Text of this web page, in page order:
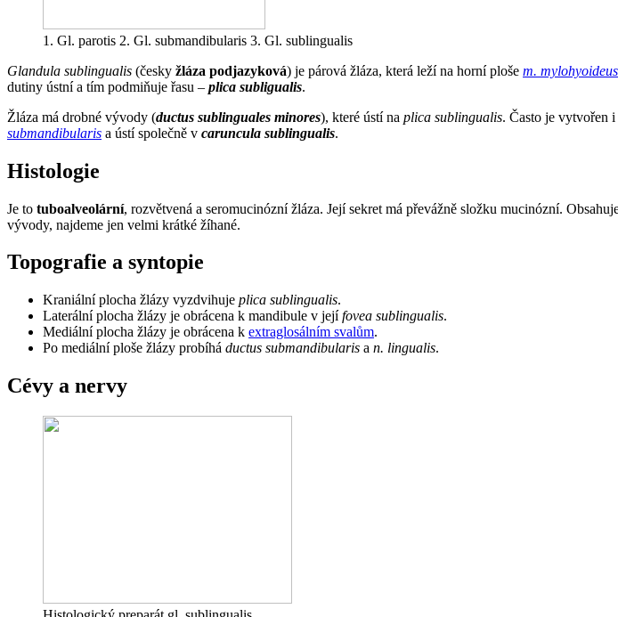
1. Gl. parotis 2. Gl. submandibularis 3. Gl. sublingualis
Glandula sublingualis (česky žláza podjazyková) je párová žláza, která leží na horní ploše m. mylohyoideus
dutiny ústní a tím podmiňuje řasu – plica subligualis.
Žláza má drobné vývody (ductus sublinguales minores), které ústí na plica sublingualis. Často je vytvořen
submandibularis a ústí společně v caruncula sublingualis.
Histologie
Je to tuboalveolární, rozvětvená a seromucinózní žláza. Její sekret má převážně složku mucinózní.
vývody, najdeme jen velmi krátké žíhané.
Topografie a syntopie
Kraniální plocha žlázy vyzdvihuje plica sublingualis.
Laterální plocha žlázy je obrácena k mandibule v jejífovea sublingualis.
Mediální plocha žlázy je obrácena k extraglosálním svalům.
Po mediální ploše žlázy probíhá ductus submandibularis a n. lingualis.
Cévy a nervy